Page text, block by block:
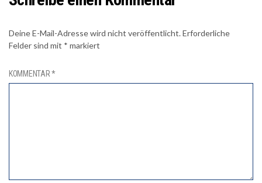
Deine E-Mail-Adresse wird nicht veröffentlicht.Erforderliche
Felder sind mit * markiert
KOMMENTAR*